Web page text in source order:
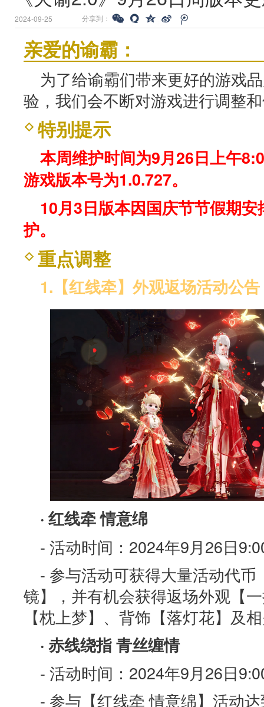
2024-09-25 分享到：
亲爱的谕霸：
为了给谕霸们带来更好的游戏
验，我们会不断对游戏进行调整
特别提示
本周维护时间为9月26日上午
游戏版本号为1.0.727。
10月3日版本因国庆节节假期
护。
重点调整
1.【红线牵】外观返场活动公
· 红线牵 情意绵
- 活动时间：2024年9月26日
- 参与活动可获得大量活动代
镜】，并有机会获得返场外观【
【枕上梦】、背饰【落灯花】及
· 赤线绕指 青丝缠情
- 活动时间：2024年9月26日
- 参与【红线牵 情意绵】活动